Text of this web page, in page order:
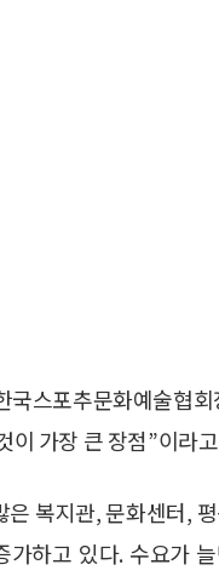
국스포추문화예술협
이 가장 큰 장점”이라
은 복지관, 문화센터,
가하고 있다. 수요가